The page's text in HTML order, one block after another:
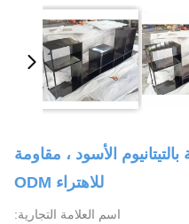
الأسود ، مقاومة
للاهتراء ODM
اسم العلامة التجارية: